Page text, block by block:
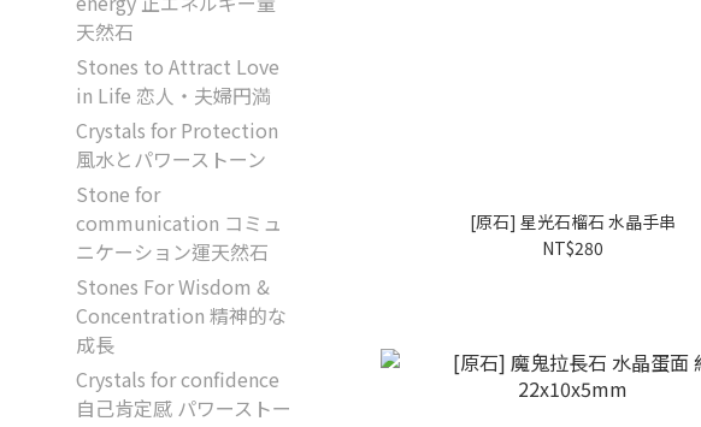
天然石
Stones to Attract Love
in Life 恋人・夫婦円満
Crystals for Protection
風水とパワーストーン
Stone for
communication コミュ
ニケーション運天然石
Stones For Wisdom &
Concentration 精神的な
成長
Crystals for confidence
自己肯定感 パワーストー
[原石] 星光石榴石 水晶手串
NT$280